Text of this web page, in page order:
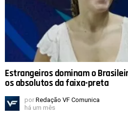
Estrangeiros dominam o
os absolutos da faixa-preta
por Redação VF Comunica
há um mês